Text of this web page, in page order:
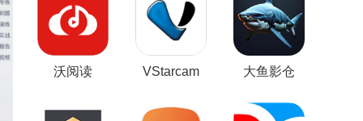
沃阅读 VStarcam 大鱼影仓